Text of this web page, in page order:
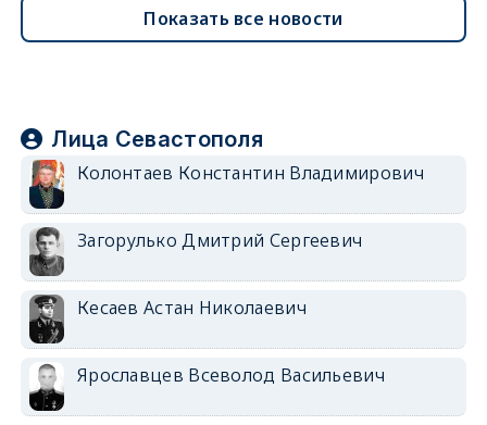
Показать все новости
Лица Севастополя
Колонтаев Константин Владимирович
Загорулько Дмитрий Сергеевич
Кесаев Астан Николаевич
Ярославцев Всеволод Васильевич